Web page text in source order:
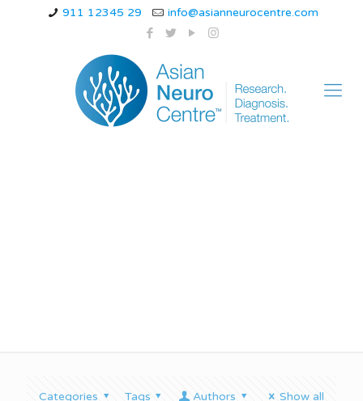
911 12345 29 info@asianneurocentre.com
Categories Tags Authors Show all